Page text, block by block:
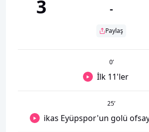
3 -
Paylaş
0’
İlk 11'ler
25’
ikas Eyüpspor'un golü